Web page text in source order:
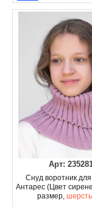
Арт:
Снуд воротник для
Антарес (Цвет
размер,